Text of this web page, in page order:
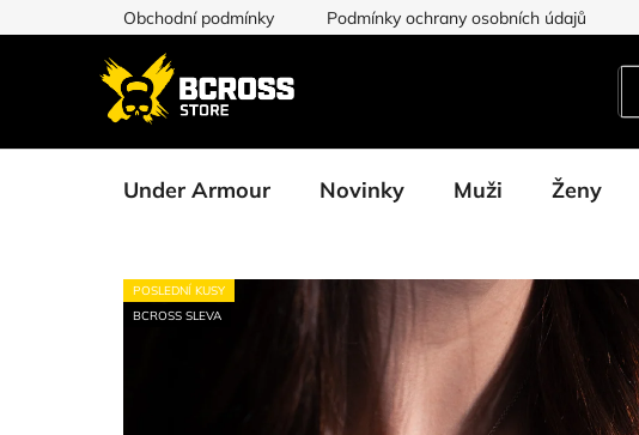
na
Obchodní podmínky Podmínky ochrany osobních údajů
Under Armour Novinky Muži Ženy
POSLEDNÍ KUSY
BCROSS SLEVA